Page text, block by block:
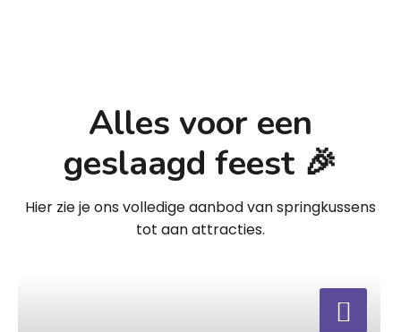
Alles voor een
geslaagd feest 🎉
Hier zie je ons volledige aanbod van springkussens
tot aan attracties.